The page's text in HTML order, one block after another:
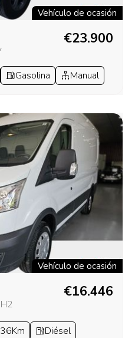
Vehículo de ocasión
€23.900
Gasolina Manual
Vehículo de ocasión
€16.446
Diésel